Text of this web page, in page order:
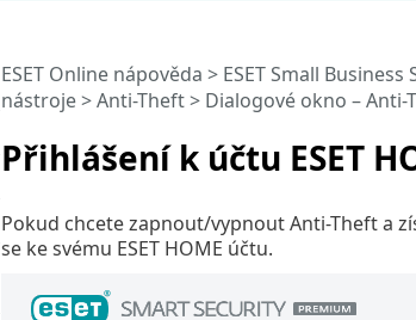
Přihlášení k účtu ESET
ESET Online nápověda > ESET Small Business
nástroje>Anti-Theft> Dialogové okno – Anti-
Pokud chcete zapnout/vypnout Anti-Theft a
se ke svému ESET HOME účtu.